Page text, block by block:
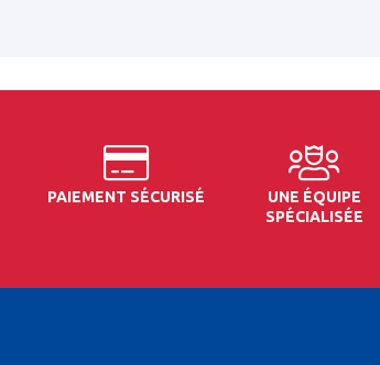
PAIEMENT SÉCURISÉ
UNE ÉQUIPE
SPÉCIALISÉE